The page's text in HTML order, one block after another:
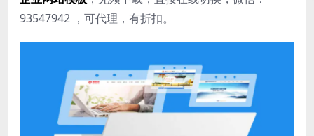
93547942 ，可代理，有折扣。